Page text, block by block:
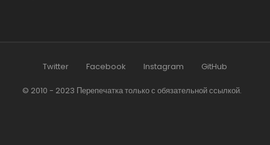
Twitter Facebook Instagram GitHub
© 2010 - 2023 Перепечатка только с обязательной ссылкой.